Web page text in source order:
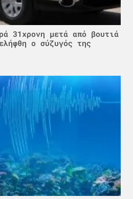
31χρονη μετά από βουτιά
ο σύζυγός της